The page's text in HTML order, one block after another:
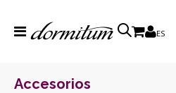
ES
Accesorios